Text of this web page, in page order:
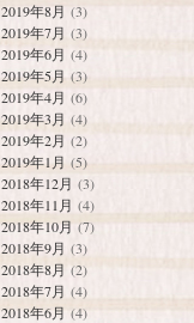
2019年8月 (3)
2019年7月 (3)
2019年6月 (4)
2019年5月(3)
2019年4月 (6)
2019年3月 (4)
2019年2月 (2)
2019年1月 (5)
2018年12月 (3)
2018年11月 (4)
2018年10月(7)
2018年9月 (3)
2018年8月 (2)
2018年7月 (4)
2018年6月 (4)